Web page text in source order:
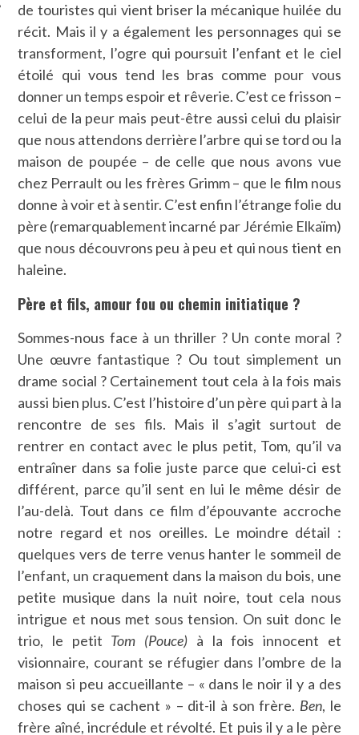
de touristes qui vient briser la mécanique huilée du
récit. Mais il y a également les personnages qui se
transforment, l’ogre qui poursuit l’enfant et le ciel
étoilé qui vous tend les bras comme pour vous
donner un temps espoir et rêverie. C’est ce frisson –
celui de la peur mais peut-être aussi celui du plaisir
que nous attendons derrière l’arbre qui se tord ou la
maison de poupée – de celle que nous avons vue
chez Perrault ou les frères Grimm – que le film nous
donne à voir et à sentir. C’est enfin l’étrange folie du
père (remarquablement incarné par Jérémie Elkaïm)
que nous découvrons peu à peu et qui nous tient en
haleine.
Père et fils, amour fou ou chemin initiatique ?
Sommes-nous face à un thriller ? Un conte moral ?
Une œuvre fantastique ? Ou tout simplement un
drame social ? Certainement tout cela à la fois mais
aussi bien plus. C’est l’histoire d’un père qui part à la
rencontre de ses fils. Mais il s’agit surtout de
rentrer en contact avec le plus petit, Tom, qu’il va
entraîner dans sa folie juste parce que celui-ci est
différent, parce qu’il sent en lui le même désir de
l’au-delà. Tout dans ce film d’épouvante accroche
notre regard et nos oreilles. Le moindre détail :
quelques vers de terre venus hanter le sommeil de
l’enfant, un craquement dans la maison du bois, une
petite musique dans la nuit noire, tout cela nous
intrigue et nous met sous tension. On suit donc le
trio, le petit Tom (Pouce) à la fois innocent et
visionnaire, courant se réfugier dans l’ombre de la
maison si peu accueillante – « dans le noir il y a des
choses qui se cachent » – dit-il à son frère. Ben, le
frère aîné, incrédule et révolté. Et puis il y a le père